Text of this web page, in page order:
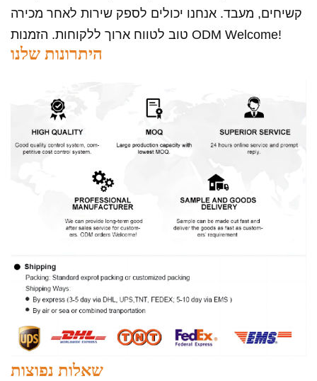
קשיחים, מעבד. אנחנו יכולים לספק שירות לאחר מכירה
טוב לטווח ארוך ללקוחות. הזמנות ODM Welcome!
היתרונות שלנו
שאלות נפוצות